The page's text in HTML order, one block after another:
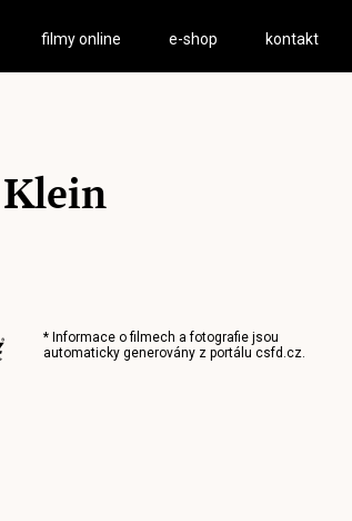
filmy online e-shop kontakt
* Informace o filmech a fotografie jsou
automaticky generovány z portálu csfd.cz.